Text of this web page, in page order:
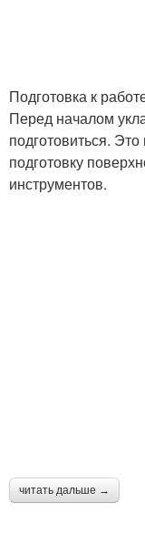
Подготовка к
Перед началом
подготовиться.
подготовку
инструментов.
читать дальше →